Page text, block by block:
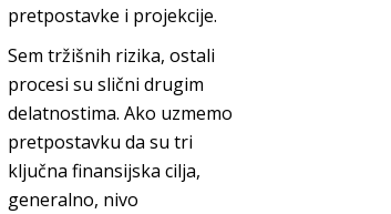
pretpostavke i projekcije.
Sem tržišnih rizika, ostali
procesi su slični drugim
delatnostima. Ako uzmemo
pretpostavku da su tri
ključna finansijska cilja,
generalno, nivo